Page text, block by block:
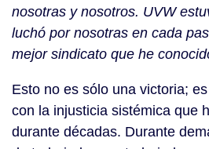
nosotras y nosotros. UVW
luchó por nosotras en cada
mejor sindicato que he
Esto no es sólo una victoria;
con la injusticia sistémica que
durante décadas. Durante